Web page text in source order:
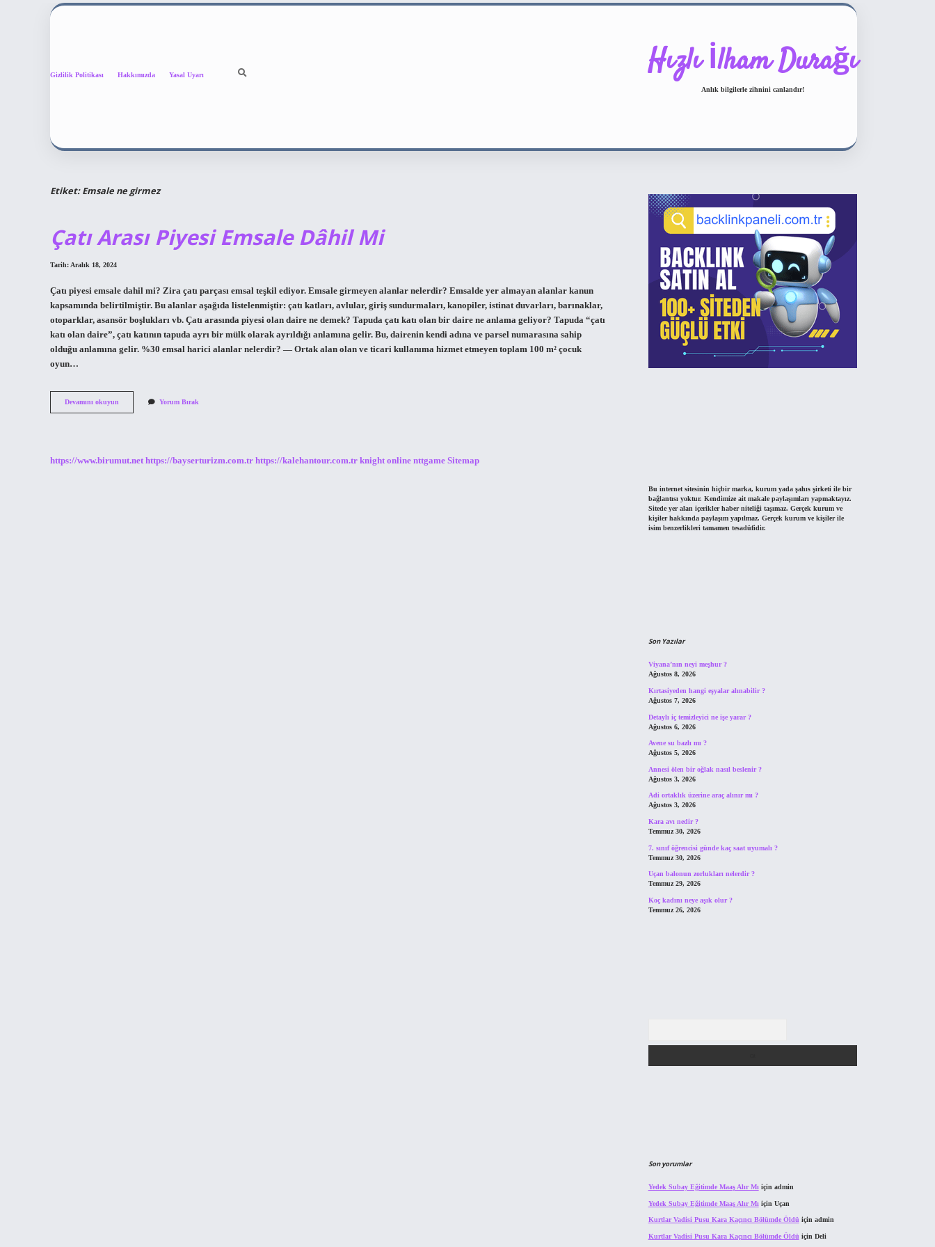
Gizlilik Politikası Hakkımızda Yasal Uyarı Hızlı İlham Durağı
Anlık bilgilerle zihnini canlandır!
Etiket:Emsale ne girmez
Çatı Arası Piyesi Emsale Dâhil Mi
Tarih: Aralık 18, 2024
Çatı piyesi emsale dahil mi? Zira çatı parçası emsal teşkil ediyor. Emsale girmeyen alanlar nelerdir? Emsalde yer almayan alanlar kanun
kapsamında belirtilmiştir. Bu alanlar aşağıda listelenmiştir: çatı katları, avlular, giriş sundurmaları, kanopiler, istinat duvarları, barınaklar,
otoparklar, asansör boşlukları vb. Çatı arasında piyesi olan daire ne demek? Tapuda çatı katı olan bir daire ne anlama geliyor? Tapuda “çatı
katı olan daire”, çatı katının tapuda ayrı bir mülk olarak ayrıldığı anlamına gelir. Bu, dairenin kendi adına ve parsel numarasına sahip
olduğu anlamına gelir. %30 emsal harici alanlar nelerdir? — Ortak alan olan ve ticari kullanıma hizmet etmeyen toplam 100 m² çocuk
oyun…
Devamını okuyun
Arası
Yorum Bırak
https://www.birumut.net https://bayserturizm.com.tr https://kalehantour.com.tr knight online nttgame Sitemap
Bu internet sitesinin hiçbir marka, kurum yada şahıs şirketi ile bir
bağlantısı yoktur. Kendimize ait makale paylaşımları yapmaktayız.
Sitede yer alan içerikler haber niteliği taşımaz. Gerçek kurum ve
kişiler hakkında paylaşım yapılmaz. Gerçek kurum ve kişiler ile
isim benzerlikleri tamamen tesadüfidir.
Son Yazılar
Viyana’nın neyi meşhur ?
Ağustos 8, 2026
Kırtasiyeden hangi eşyalar alınabilir ?
Ağustos 7, 2026
Detaylı iç temizleyici ne işe yarar ?
Ağustos 6, 2026
Avene su bazlı mı ?
Ağustos 5, 2026
Annesi ölen bir oğlak nasıl beslenir ?
Ağustos 3, 2026
Adi ortaklık üzerine araç alınır mı ?
Ağustos 3, 2026
Kara avı nedir ?
Temmuz 30, 2026
7. sınıf öğrencisi günde kaç saat uyumalı ?
Temmuz 30, 2026
Uçan balonun zorlukları nelerdir ?
Temmuz 29, 2026
Koç kadını neye aşık olur ?
Temmuz 26, 2026
Son yorumlar
Yedek Subay Eğitimde Maaş Alır Mı için admin
Yedek Subay Eğitimde Maaş Alır Mı için Uçan
Kurtlar Vadisi Pusu Kara Kaçıncı Bölümde Öldü için admin
Kurtlar Vadisi Pusu Kara Kaçıncı Bölümde Öldü için Deli